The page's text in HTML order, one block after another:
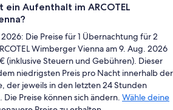
Aufenthalt im ARCOTEL
Die Preise für 1 Übernachtung für 2
Wimberger Vienna am 9. Aug. 2026
(inklusive Steuern und Gebühren). Dieser
niedrigsten Preis pro Nacht innerhalb der
der jeweils in den letzten 24 Stunden
Preise können sich ändern. Wähle deine